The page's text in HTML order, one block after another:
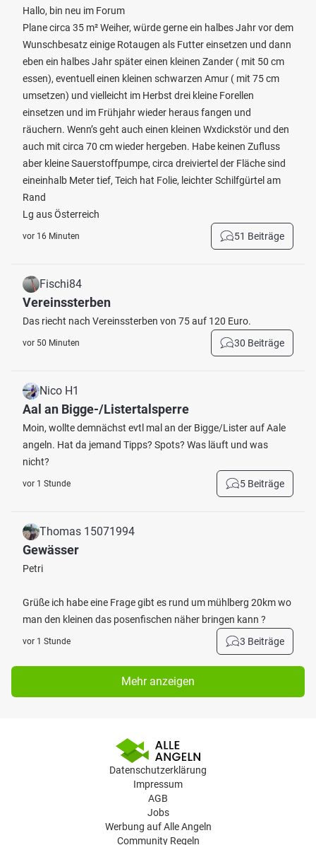
Hallo, bin neu im Forum
Plane circa 35 m² Weiher, würde gerne ein halbes Jahr vor dem
Wunschbesatz einige Rotaugen als Futter einsetzen und dann
eben ein halbes Jahr später einen kleinen Zander ( mit 50 cm
essen), eventuell einen kleinen schwarzen Amur ( mit 75 cm
umsetzen) und vielleicht im Herbst drei kleine Forellen
einsetzen und im Frühjahr wieder heraus fangen und
räuchern. Wenn’s geht auch einen kleinen Wxdickstör und den
auch mit circa 70 cm wieder hergeben. Habe keinen Zufluss
aber kleine Sauerstoffpumpe, circa dreiviertel der Fläche sind
eineinhalb Meter tief, Teich hat Folie, leichter Schilfgürtel am
Rand
Lg aus Österreich
vor 16 Minuten 51 Beiträge
Fischi84
Vereinssterben
Das riecht nach Vereinssterben von 75 auf 120 Euro.
vor 50 Minuten 30 Beiträge
Nico H1
Aal an Bigge-/Listertalsperre
Moin, wollte demnächst evtl mal an der Bigge/Lister auf Aale
angeln. Hat da jemand Tipps? Spots? Was läuft und was
nicht?
vor 1 Stunde 5 Beiträge
Thomas 15071994
Gewässer
Petri
Grüße ich habe eine Frage gibt es rund um mühlberg 20km wo
man den kleinen das posenfischen näher bringen kann ?
vor 1 Stunde 3 Beiträge
Mehr anzeigen
Datenschutzerklärung
Impressum
AGB
Jobs
Werbung auf Alle Angeln
Community Regeln